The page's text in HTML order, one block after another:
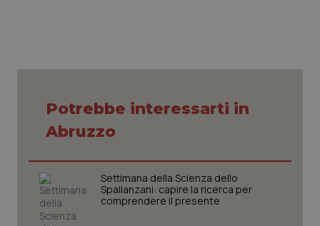
Sicilia
Umbria
Neuroscienze & patologie neurodegenerative
Oftalmologia
Potrebbe interessarti in
Abruzzo
Settimana della Scienza dello
Spallanzani: capire la ricerca per
comprendere il presente